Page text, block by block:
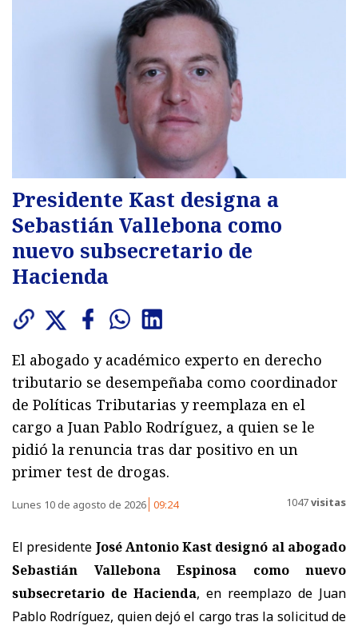
Presidente Kast designa a
Sebastián Vallebona como
nuevo subsecretario de
Hacienda
El abogado y académico experto en derecho
tributario se desempeñaba como coordinador
de Políticas Tributarias y reemplaza en el
cargo a Juan Pablo Rodríguez, a quien se le
pidió la renuncia tras dar positivo en un
primer test de drogas.
Lunes 10 de agosto de 2026 09:24 1047visitas
El presidente José Antonio Kast designó al abogado
Sebastián Vallebona Espinosa como nuevo
subsecretario de Hacienda, en reemplazo de Juan
Pablo Rodríguez, quien dejó el cargo tras la solicitud de